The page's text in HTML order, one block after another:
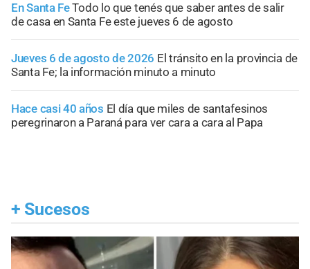
En Santa FeTodo lo que tenés que saber antes de salir
de casa en Santa Fe este jueves 6 de agosto
Jueves 6 de agosto de 2026 El tránsito en la provincia de
Santa Fe; la información minuto a minuto
Hace casi 40 años El día que miles de santafesinos
peregrinaron a Paraná para ver cara a cara al Papa
+ Sucesos